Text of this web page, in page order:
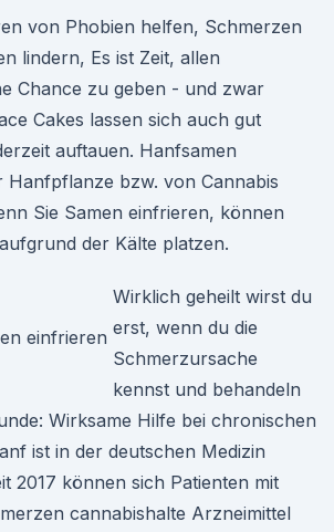
von Phobien helfen, Schmerzen
lindern, Es ist Zeit, allen
Chance zu geben - und zwar
Cakes lassen sich auch gut
auftauen. Hanfsamen
Hanfpflanze bzw. von Cannabis
Sie Samen einfrieren, können
der Kälte platzen.
Wirklich geheilt wirst du
erst, wenn du die
Schmerzursache
kennst und behandeln
Wirksame Hilfe bei chronischen
ist in der deutschen Medizin
2017 können sich Patienten mit
cannabishalte Arzneimittel